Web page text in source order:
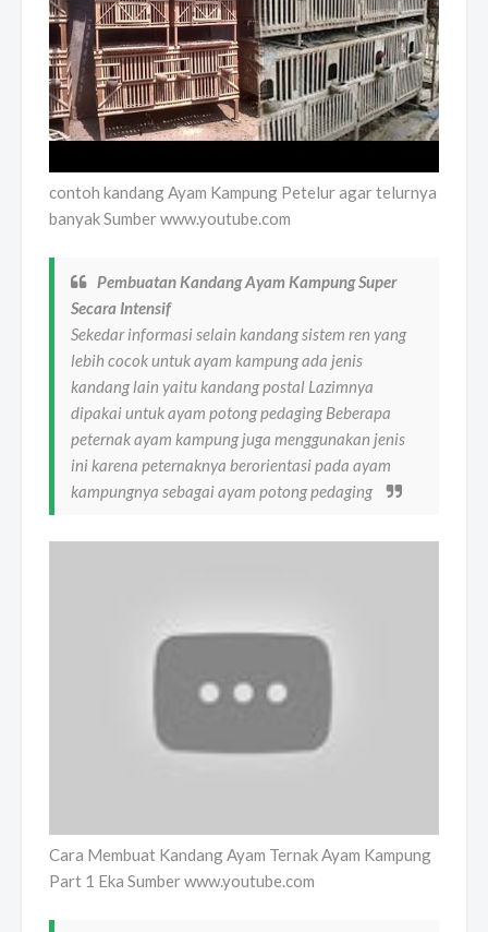
contoh kandang Ayam Kampung Petelur agar telurnya
banyak Sumber www.youtube.com
Pembuatan Kandang Ayam Kampung Super
Secara Intensif
Sekedar informasi selain kandang sistem ren yang
lebih cocok untuk ayam kampung ada jenis
kandang lain yaitu kandang postal Lazimnya
dipakai untuk ayam potong pedaging Beberapa
peternak ayam kampung juga menggunakan jenis
ini karena peternaknya berorientasi pada ayam
kampungnya sebagai ayam potong pedaging
Cara Membuat Kandang Ayam Ternak Ayam Kampung
Part 1 Eka Sumber www.youtube.com